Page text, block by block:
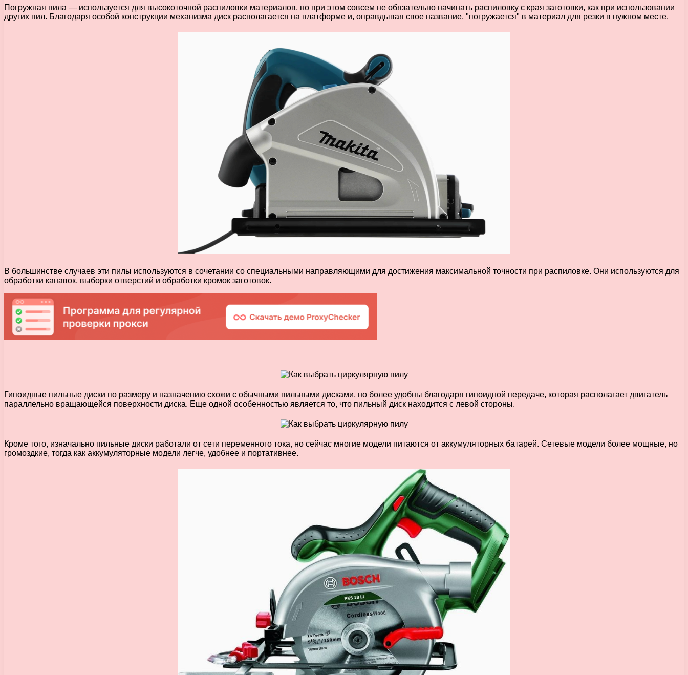
Погружная пила — используется для высокоточной распиловки материалов, но при этом совсем не обязательно начинать распиловку с края заготовки, как при использовании
других пил. Благодаря особой конструкции механизма диск располагается на платформе и, оправдывая свое название, "погружается" в материал для резки в нужном месте.
В большинстве случаев эти пилы используются в сочетании со специальными направляющими для достижения максимальной точности при распиловке. Они используются для
обработки канавок, выборки отверстий и обработки кромок заготовок.
Гипоидные пильные диски по размеру и назначению схожи с обычными пильными дисками, но более удобны благодаря гипоидной передаче, которая располагает двигатель
параллельно вращающейся поверхности диска. Еще одной особенностью является то, что пильный диск находится с левой стороны.
Кроме того, изначально пильные диски работали от сети переменного тока, но сейчас многие модели питаются от аккумуляторных батарей. Сетевые модели более мощные, но
громоздкие, тогда как аккумуляторные модели легче, удобнее и портативнее.